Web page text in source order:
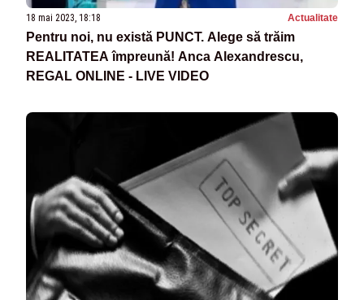
18 mai 2023, 18:18 Actualitate
Pentru noi, nu există PUNCT. Alege să trăim
REALITATEA împreună! Anca Alexandrescu,
REGAL ONLINE - LIVE VIDEO